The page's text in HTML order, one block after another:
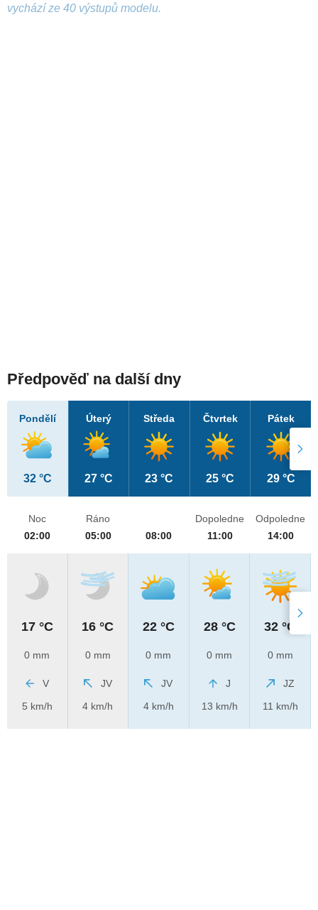
vychází ze 40 výstupů modelu.
Předpověď na další dny
Pondělí
32 °C
Úterý
27 °C
Středa
23 °C
Čtvrtek
25 °C
Pátek
29 °C
Noc
02:00
17 °C
0 mm
V
5 km/h
Ráno
05:00
16 °C
0 mm
JV
4 km/h
08:00
22 °C
0 mm
JV
4 km/h
Dopoledne
11:00
28 °C
0 mm
J
13 km/h
Odpoledne
14:00
32 °C
0 mm
JZ
11 km/h